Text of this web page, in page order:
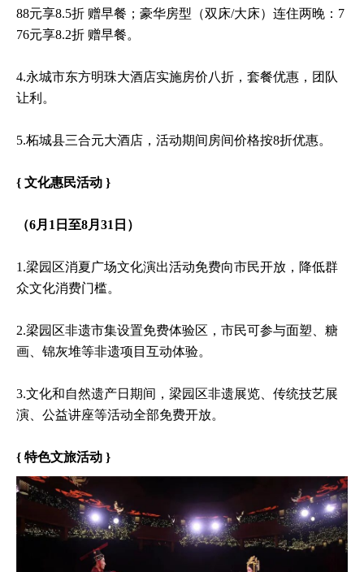
88元享8.5折 赠早餐；豪华房型（双床/大床）连住两晚：7
76元享8.2折 赠早餐。
4.永城市东方明珠大酒店实施房价八折，套餐优惠，团队
让利。
5.柘城县三合元大酒店，活动期间房间价格按8折优惠。
{ 文化惠民活动 }
（6月1日至8月31日）
1.梁园区消夏广场文化演出活动免费向市民开放，降低群
众文化消费门槛。
2.梁园区非遗市集设置免费体验区，市民可参与面塑、糖
画、锦灰堆等非遗项目互动体验。
3.文化和自然遗产日期间，梁园区非遗展览、传统技艺展
演、公益讲座等活动全部免费开放。
{ 特色文旅活动 }